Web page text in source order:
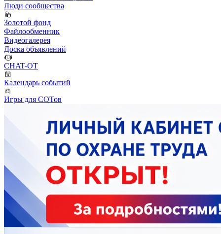
Люди сообщества
Золотой фонд
Файлообменник
Видеогалерея
Доска объявлений
CHAT-OT
Календарь событий
Игры для СОТов